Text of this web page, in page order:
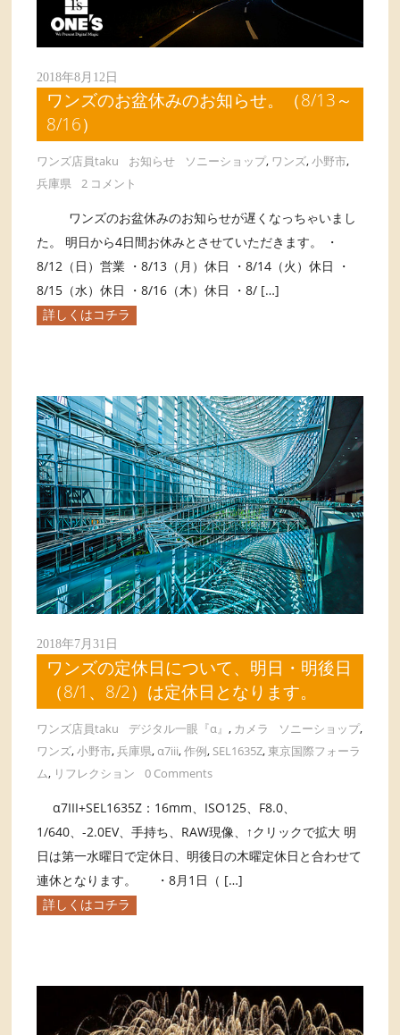
2018年8月12日
ワンズのお盆休みのお知らせ。（8/13～
8/16）
ワンズ店員taku お知らせ ソニーショップ, ワンズ,小野市,
兵庫県
2 コメント
ワンズのお盆休みのお知らせが遅くなっちゃいまし
た。 明日から4日間お休みとさせていただきます。 ・
8/12（日）営業 ・8/13（月）休日 ・8/14（火）休日 ・
8/15（水）休日 ・8/16（木）休日 ・8/ […]
詳しくはコチラ
2018年7月31日
ワンズの定休日について、明日・明後日
（8/1、8/2）は定休日となります。
ワンズ店員taku デジタル一眼『α』, カメラ ソニーショップ,
ワンズ,小野市,兵庫県,α7iii,作例, SEL1635Z,東京国際フォーラ
ム, リフレクション 0 Comments
α7III+SEL1635Z：16mm、ISO125、F8.0、
1/640、-2.0EV、手持ち、RAW現像、↑クリックで拡大 明
日は第一水曜日で定休日、明後日の木曜定休日と合わせて
連休となります。 ・8月1日（ […]
詳しくはコチラ